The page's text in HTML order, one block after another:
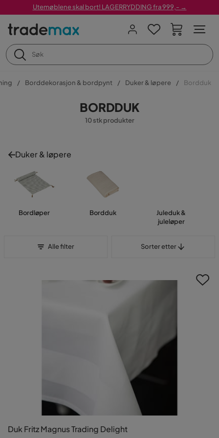
Utemøblene skal bort! LAGERRYDDING fra 999,- →
Borddekorasjon & bordpynt Duker & løpere Bordduk
BORDDUK
10 stk produkter
Duker & løpere
Bordløper Bordduk
Juleduk &
juleløper
Alle filter Sorter etter
Duk Fritz Magnus Trading Delight